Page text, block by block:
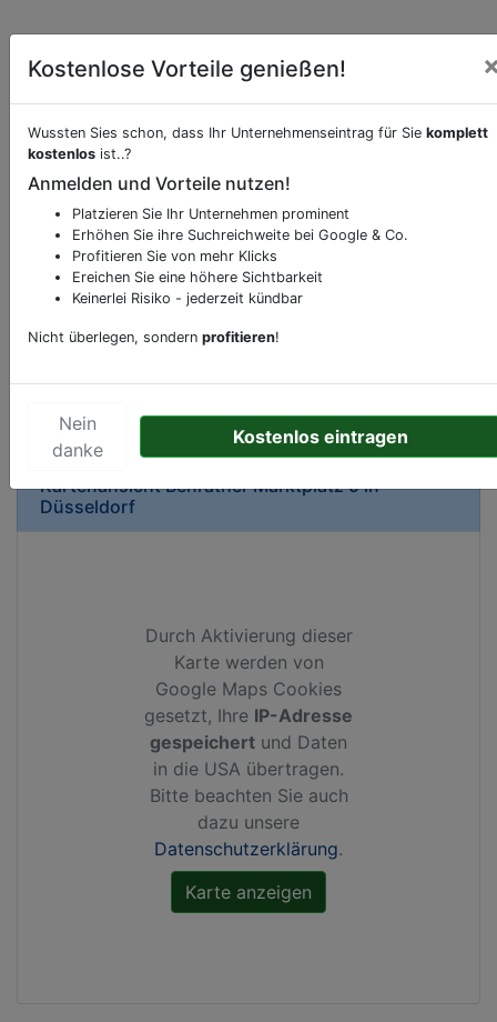
Beschreibung & Services von
Sie möchten eine Beschreibung, Dienstleistung
oder andere relevante Informationen hinzufügen?
Klicken Sie bittehierum uns zu kontaktieren.
Gerne erweitern wir Ihren Firmeneintrag um
Sonderangebote odere besondere Services, die
Ihr Unternehmen anbietet und womit Sie sich von
Ihren Wettbewerbern abheben.
KartenansichtBenrather Marktplatz 9in
Düsseldorf
Durch Aktivierung dieser
Karte werden von
Google Maps Cookies
gesetzt, Ihre IP-Adresse
gespeichert und Daten
in die USA übertragen.
Bitte beachten Sie auch
dazu unsere
Datenschutzerklärung.
Kostenlose Vorteile genießen!
Wussten Sies schon, dass Ihr Unternehmenseintrag für Sie komplett
kostenlos ist..?
Anmelden und Vorteile nutzen!
Platzieren Sie Ihr Unternehmen prominent
Erhöhen Sie ihre Suchreichweite bei Google & Co.
Profitieren Sie von mehr Klicks
Ereichen Sie eine höhere Sichtbarkeit
Keinerlei Risiko - jederzeit kündbar
Nicht überlegen, sondern profitieren!
Nein
danke
Kostenlos eintragen